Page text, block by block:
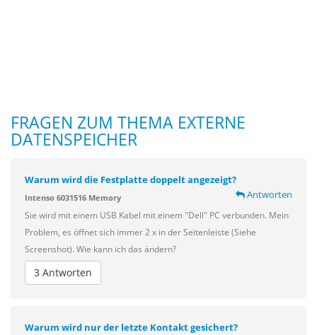
FRAGEN ZUM THEMA EXTERNE
DATENSPEICHER
Warum wird die Festplatte doppelt angezeigt?
Antworten
Intenso 6031516 Memory
Sie wird mit einem USB Kabel mit einem "Dell" PC verbunden. Mein
Problem, es öffnet sich immer 2 x in der Seitenleiste (Siehe
Screenshot). Wie kann ich das ändern?
3 Antworten
Warum wird nur der letzte Kontakt gesichert?